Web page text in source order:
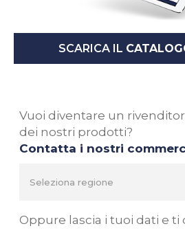
SCARICA IL
Vuoi diventare un
dei nostri prodotti?
Contatta i nostri
Oppure lascia i tuoi dati e